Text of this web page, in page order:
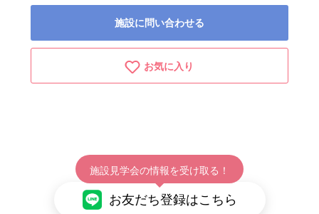
施設に問い合わせる
お気に入り
施設見学会の情報を受け取る！
お友だち登録はこちら